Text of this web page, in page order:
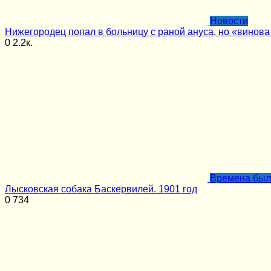
Новости
Нижегородец попал в больницу с раной ануса, но
0 2.2к.
Времена
Лысковская собака Баскервилей. 1901 год
0 734